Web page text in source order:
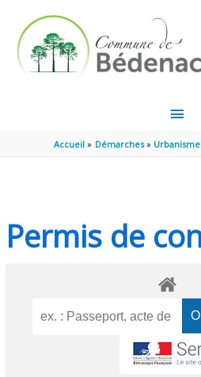
MENU
Accueil Démarches Urbanisme
Permis de